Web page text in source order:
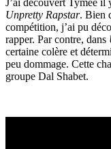
J’ai découvert Tymee il
Unpretty Rapstar. Bien
compétition, j’ai pu
rapper. Par contre, dans
certaine colère et
peu dommage. Cette
groupe Dal Shabet.